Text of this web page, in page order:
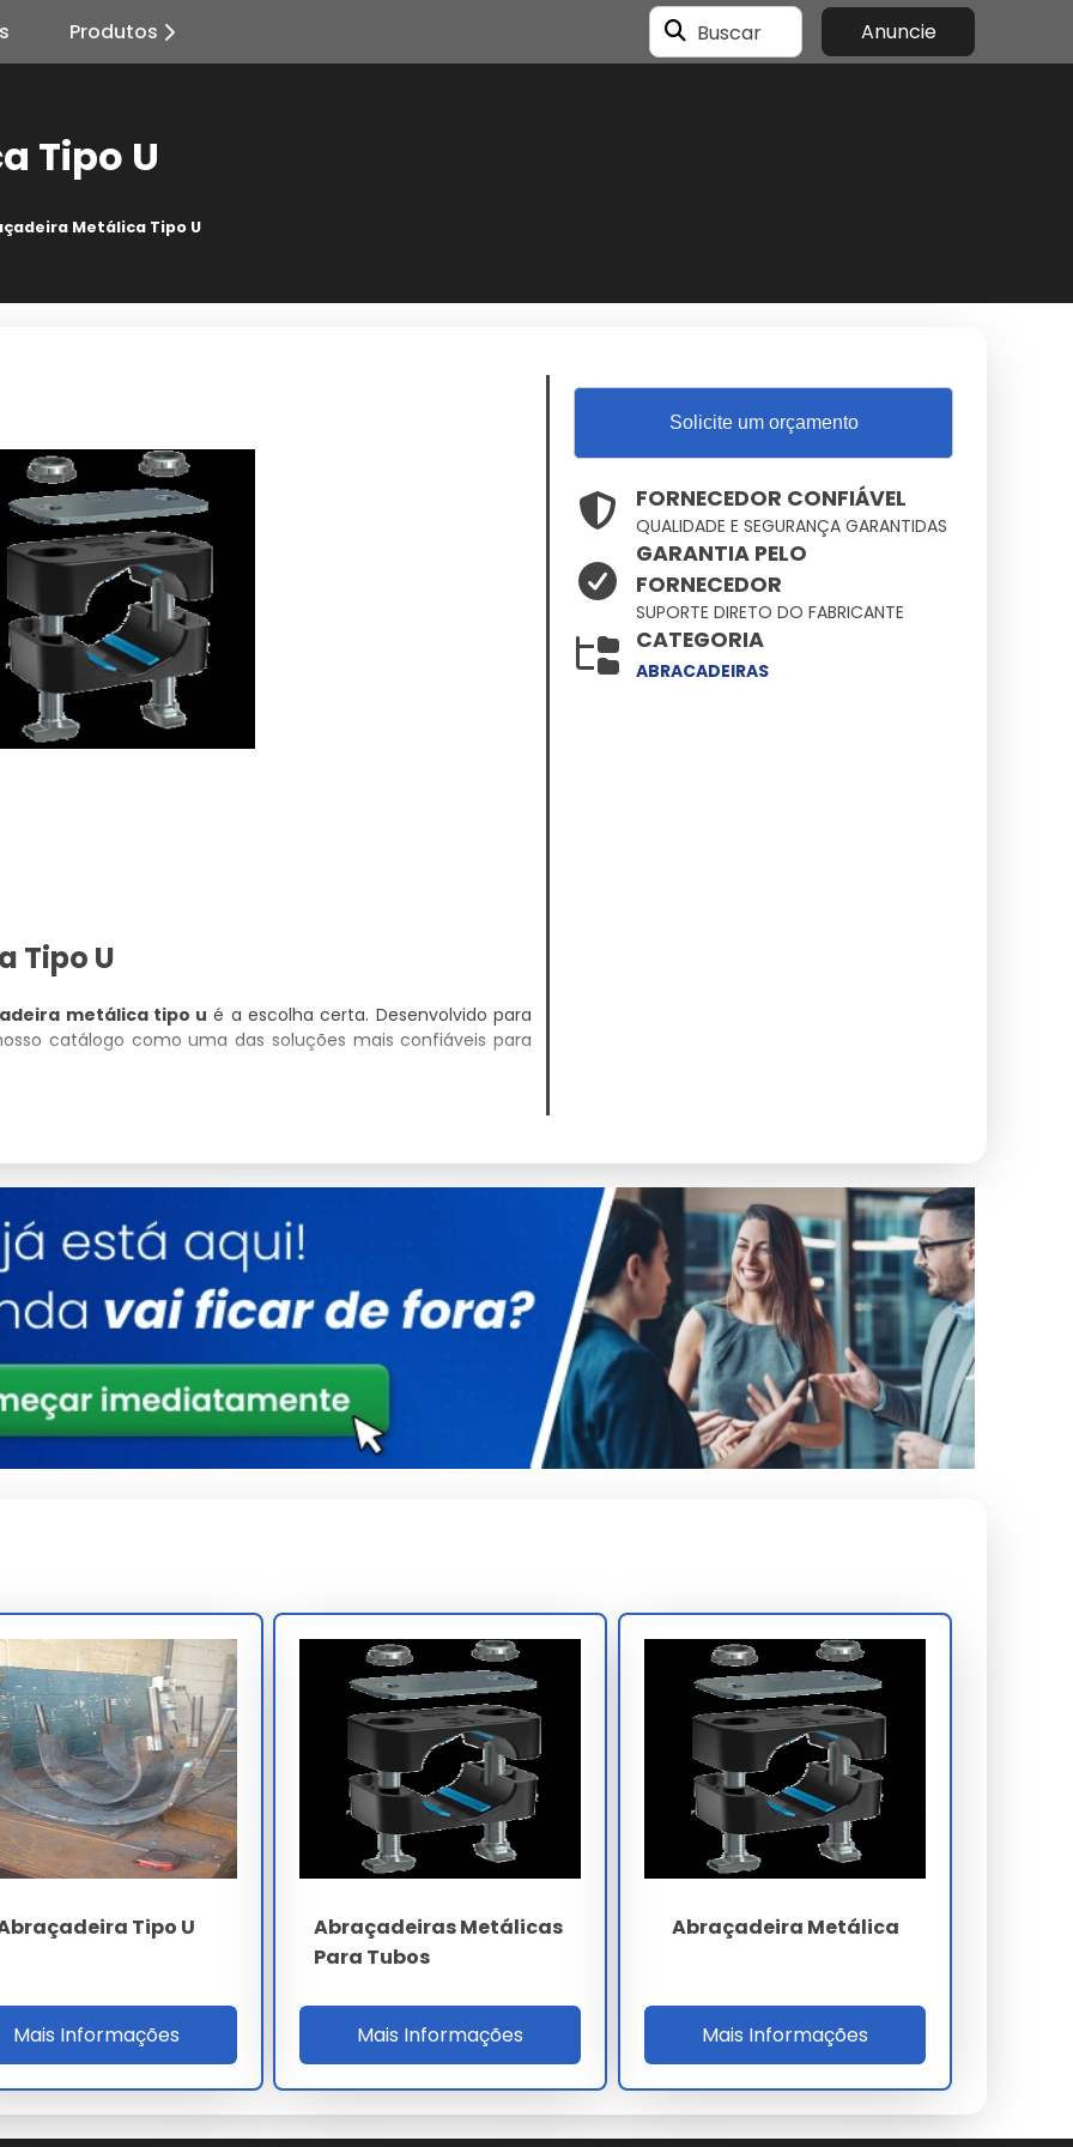
Produtos Buscar Anuncie
Tipo U
Metálica Tipo U
Tipo U
metálica tipo u é a escolha certa. Desenvolvido para
catálogo como uma das soluções mais confiáveis para
Detalhes
Alta tolerância a impactos e variações
Ergonomia pensada na facilidade operacional
Consultoria Especializada
técnico.
industrial.
u
leva em conta a complexidade técnica e o volume da
para garantir o melhor custo-benefício em cada
Tipo U
a aquisição através de canais oficiais e fornecedores
na escolha do abraçadeira metálica tipo u ideal para
performance superior às alternativas comuns.
escala?
Solicite um orçamento
FORNECEDOR CONFIÁVEL
QUALIDADE E SEGURANÇA GARANTIDAS
GARANTIA PELO
FORNECEDOR
SUPORTE DIRETO DO FABRICANTE
CATEGORIA
ABRACADEIRAS
Tipo U
Mais Informações
Abraçadeiras Metálicas
Para Tubos
Mais Informações
Abraçadeira Metálica
Mais Informações